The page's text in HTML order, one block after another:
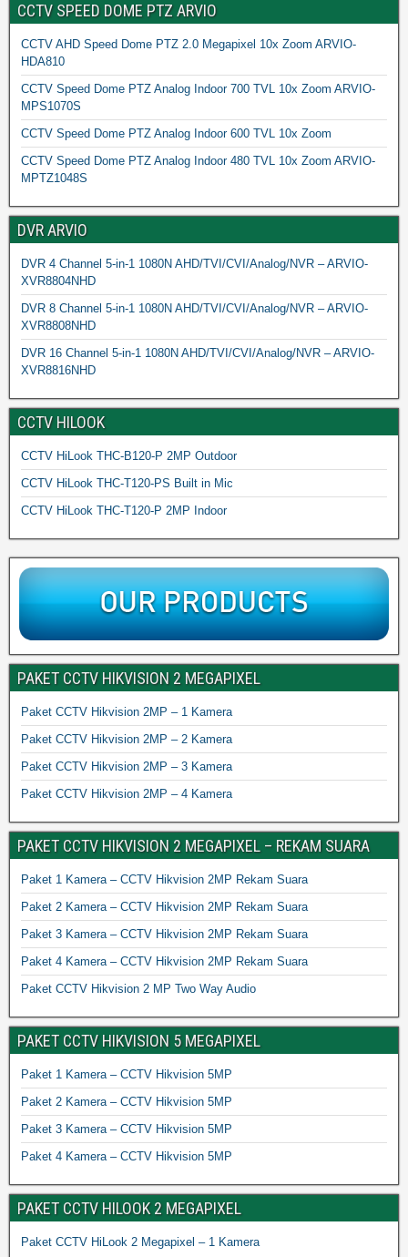
CCTV SPEED DOME PTZ ARVIO
CCTV AHD Speed Dome PTZ 2.0 Megapixel 10x Zoom ARVIO-
HDA810
CCTV Speed Dome PTZ Analog Indoor 700 TVL 10x Zoom ARVIO-
MPS1070S
CCTV Speed Dome PTZ Analog Indoor 600 TVL 10x Zoom
CCTV Speed Dome PTZ Analog Indoor 480 TVL 10x Zoom ARVIO-
MPTZ1048S
DVR ARVIO
DVR 4 Channel 5-in-1 1080N AHD/TVI/CVI/Analog/NVR – ARVIO-
XVR8804NHD
DVR 8 Channel 5-in-1 1080N AHD/TVI/CVI/Analog/NVR – ARVIO-
XVR8808NHD
DVR 16 Channel 5-in-1 1080N AHD/TVI/CVI/Analog/NVR – ARVIO-
XVR8816NHD
CCTV HILOOK
CCTV HiLook THC-B120-P 2MP Outdoor
CCTV HiLook THC-T120-PS Built in Mic
CCTV HiLook THC-T120-P 2MP Indoor
PAKET CCTV HIKVISION 2 MEGAPIXEL
Paket CCTV Hikvision 2MP – 1 Kamera
Paket CCTV Hikvision 2MP – 2 Kamera
Paket CCTV Hikvision 2MP – 3 Kamera
Paket CCTV Hikvision 2MP – 4 Kamera
PAKET CCTV HIKVISION 2 MEGAPIXEL – REKAM SUARA
Paket 1 Kamera – CCTV Hikvision 2MP Rekam Suara
Paket 2 Kamera – CCTV Hikvision 2MP Rekam Suara
Paket 3 Kamera – CCTV Hikvision 2MP Rekam Suara
Paket 4 Kamera – CCTV Hikvision 2MP Rekam Suara
Paket CCTV Hikvision 2 MP Two Way Audio
PAKET CCTV HIKVISION 5 MEGAPIXEL
Paket 1 Kamera – CCTV Hikvision 5MP
Paket 2 Kamera – CCTV Hikvision 5MP
Paket 3 Kamera – CCTV Hikvision 5MP
Paket 4 Kamera – CCTV Hikvision 5MP
PAKET CCTV HILOOK 2 MEGAPIXEL
Paket CCTV HiLook 2 Megapixel – 1 Kamera